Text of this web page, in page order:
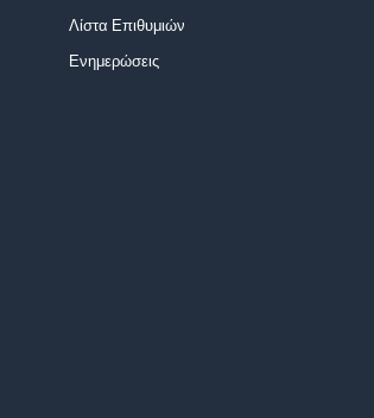
Λίστα Επιθυμιών
Ενημερώσεις